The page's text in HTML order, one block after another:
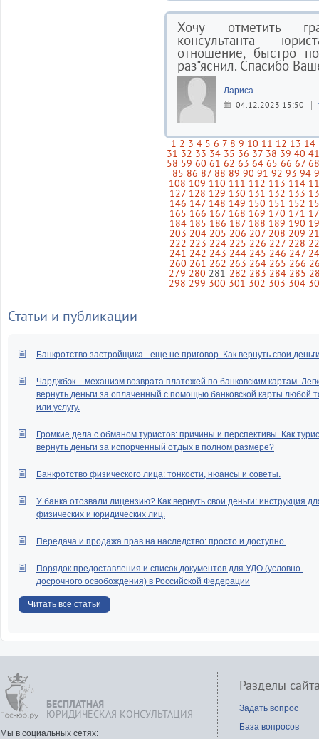
Хочу отметить
консультанта -
отношение, быстро
раз"яснил. Спасибо
Лариса
04.12.2023 15:50
1 2 3 4 5 6 7 8 9 10 11 12 13 14
31 32 33 34 35 36 37 38 39 40
58 59 60 61 62 63 64 65 66 67 68
85 86 87 88 89 90 91 92 93 94
108 109 110 111 112 113 114
127 128 129 130 131 132 133
146 147 148 149 150 151 152
165 166 167 168 169 170 171
184 185 186 187 188 189 190
203 204 205 206 207 208 209
222 223 224 225 226 227 228
241 242 243 244 245 246 247
260 261 262 263 264 265 266
279 280 281 282 283 284 285
298 299 300 301 302 303 304
Статьи и публикации
Банкротство застройщика - еще не приговор. Как вернуть свои
Чарджбэк – механизм возврата платежей по банковским картам.
вернуть деньги за оплаченный с помощью банковской карты любой
или услугу.
Громкие дела с обманом туристов: причины и перспективы. Как
вернуть деньги за испорченный отдых в полном размере?
Банкротство физического лица: тонкости, нюансы и советы.
У банка отозвали лицензию? Как вернуть свои деньги: инструкция
физических и юридических лиц.
Передача и продажа прав на наследство: просто и доступно.
Порядок предоставления и список документов для УДО (условно-
досрочного освобождения) в Российской Федерации
Читать все статьи
БЕСПЛАТНАЯ
ЮРИДИЧЕСКАЯ КОНСУЛЬТАЦИЯ
Мы в социальных сетях:
Разделы
Задать вопрос
База вопросов